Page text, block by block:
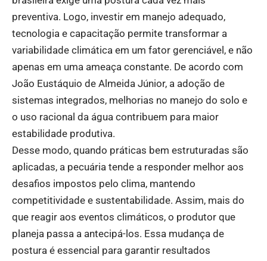
preventiva. Logo, investir em manejo adequado,
tecnologia e capacitação permite transformar a
variabilidade climática em um fator gerenciável, e não
apenas em uma ameaça constante. De acordo com
João Eustáquio de Almeida Júnior, a adoção de
sistemas integrados, melhorias no manejo do solo e
o uso racional da água contribuem para maior
estabilidade produtiva.
Desse modo, quando práticas bem estruturadas são
aplicadas, a pecuária tende a responder melhor aos
desafios impostos pelo clima, mantendo
competitividade e sustentabilidade. Assim, mais do
que reagir aos eventos climáticos, o produtor que
planeja passa a antecipá-los. Essa mudança de
postura é essencial para garantir resultados